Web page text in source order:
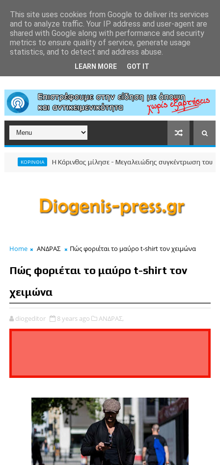
ΚΟΡΙΝΘΙΑ Η Κόρινθος μίλησε - Μεγαλειώδης συγκέντρωση του Νίκου
Home ΑΝΔΡΑΣ Πώς φοριέται το μαύρο t-shirt τον χειμώνα
Πώς φοριέται το μαύρο t-shirt τον
χειμώνα
diogeditor 8 years ago ΑΝΔΡΑΣ,
This site uses cookies from Google to deliver its services
and to analyze traffic. Your IP address and user-agent are
shared with Google along with performance and security
metrics to ensure quality of service, generate usage
statistics, and to detect and address abuse.
LEARN MORE GOT IT